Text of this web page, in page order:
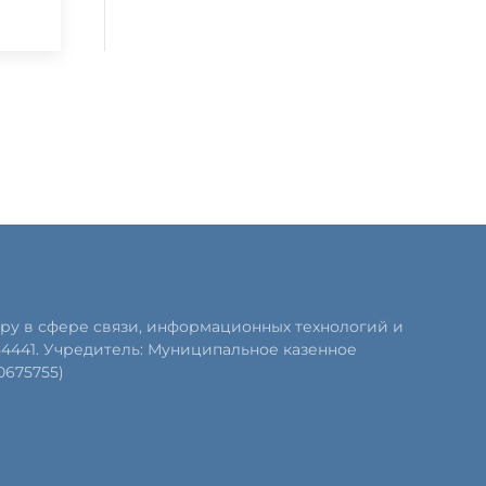
в сфере связи, информационных технологий и
Учредитель: Муниципальное казенное